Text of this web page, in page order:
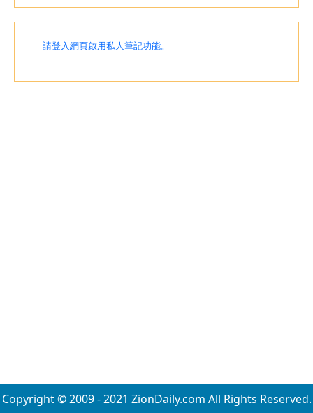
請登入網頁啟用私人筆記功能。
Copyright © 2009 - 2021 ZionDaily.com All Rights Reserved.